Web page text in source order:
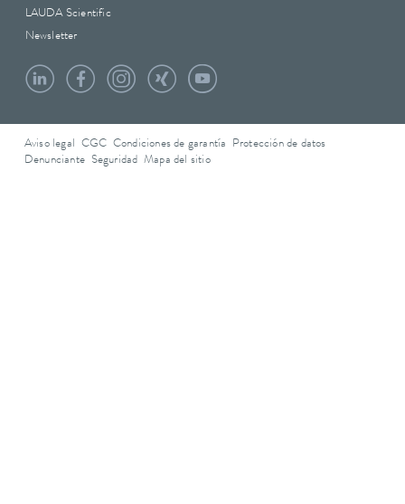
LAUDA Scientific
Newsletter
Aviso legal CGC Condiciones de garantía
Protección de datos
Denunciante Seguridad Mapa del sitio